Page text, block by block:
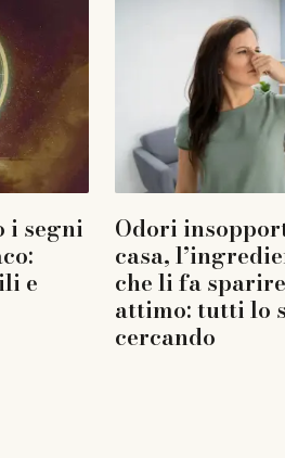
i segni
e
Odori
casa,
che li fa
attimo: tutti lo
cercando